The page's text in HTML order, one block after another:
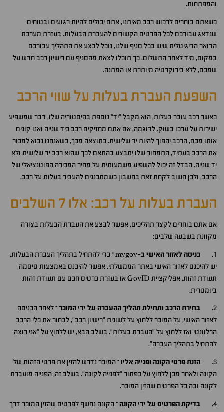
והמפתחות.
כשאתם בוחרים לרכוש רכב מאיתנו, אתם יכולים להיות רגועים ובטוחים
שנדאג עבורכם לכל הפרטים הקשורים להעברת הבעלות. בעזרת מערכת
הדואר הדיגיטלית שיש בכל סניף שלנו, נוכל לבצע את התהליך עבורכם
במקום, מיד לאחר התשלום. כך תוכלו לצאת מהסניף עם רישיון רכב חדש על
שמכם, ללא בירוקרטיה מיותרת או המתנה.
השפעת העברת בעלות על שווי הרכב
כאשר רכב עובר בעלות, הוא מקבל "יד" נוספת בהיסטוריה שלו, דבר שמשפיע
ישירות על ערכו בשוק. לדוגמה, אם אתם מחזיקים רכב כיד שנייה ואנו קונים
אותו מכם, הרכב יהפוך להיות יד שלישית. כתוצאה מכך, כשאנחנו נבוא למכור
את הרכב בעתיד, התמחור שלו יתבצע בהתאם לכך שהוא רכב יד שלישית ולא
יד שנייה. הבדל זה יכול להשפיע משמעותית על מחיר המכירה הפוטנציאלי של
הרכב, ולכן חשוב לקחת זאת בחשבון כשמתכננים להעביר בעלות על רכב.
העברת בעלות על רכב: אלו 7 השלבים
אם אתם בוחרים לקצר תהליכים, אפשר לבצע את העברת הבעלות בצורה
מקוונת בשבעה שלבים:
1. כניסה לאזור האישי ב-mygov –
כדי להתחיל בתהליך העברת הבעלות,
יש להיכנס לאזור האישי באתר הממשלתי. אפשר להיכנס באמצעות סיסמה,
תעודת זהות, אפליקציית GovID או בעזרת כרטיס חכם עם תעודת זהות
ביומטרית.
2. בחירת הרכב ותחילת תהליך ההעברה על ידי המוכר –לאחר הכניסה
לאזור האישי, על המוכר ללחוץ על לשונית "רישיון רכב", לבחור את כלי הרכב
הרלוונטי ואז ללחוץ על "העברת בעלות". בשלב הבא, יש ללחוץ על "אני רוצה
להתחיל בתהליך העברה".
3. הזנת פרטי הקונה ופנייה אליו –המוכר נדרש להזין את פרטי הזהות של
הקונה ולאחר מכן ללחוץ על כפתור "לפנייה לקונה". בשלב זה, הפנייה מועברת
לקונה ובה כל הפרטים שהזין המוכר.
4. בדיקת הפרטים על ידי הקונה –הקונה נחשף לפרטים שהזין המוכר דרך